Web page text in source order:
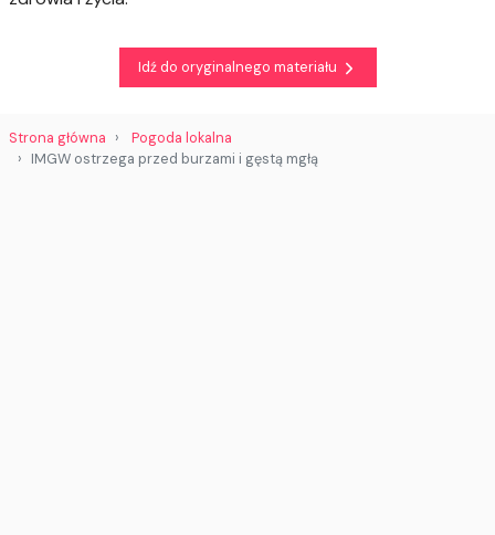
Idź do oryginalnego materiału
Strona główna
Pogoda lokalna
IMGW ostrzega przed burzami i gęstą mgłą